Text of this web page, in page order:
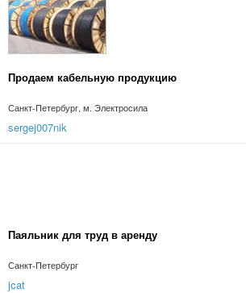
Продаем кабельную продукцию
Санкт-Петербург, м. Электросила
sergej007nik
Паяльник для труд в аренду
Санкт-Петербург
jcat